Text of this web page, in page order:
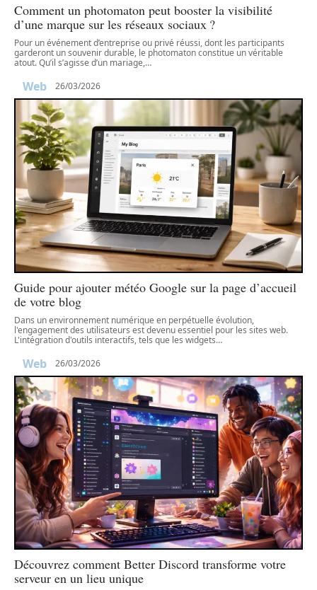
Comment un photomaton peut booster la visibilité
d’une marque sur les réseaux sociaux ?
Pour un événement d’entreprise ou privé réussi, dont les participants
garderont un souvenir durable, le photomaton constitue un véritable
atout. Qu’il s’agisse d’un mariage,…
Web 26/03/2026
Guide pour ajouter météo Google sur la page d’accueil
de votre blog
Dans un environnement numérique en perpétuelle évolution,
l'engagement des utilisateurs est devenu essentiel pour les sites web.
L'intégration d'outils interactifs, tels que les widgets…
Web 26/03/2026
Découvrez comment Better Discord transforme votre
serveur en un lieu unique